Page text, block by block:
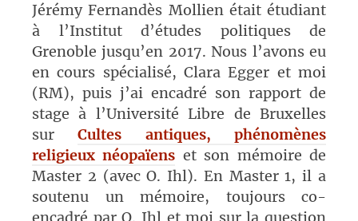
Jérémy Fernandès Mollien était étudiant
à l’Institut d’études politiques de
Grenoble jusqu’en 2017. Nous l’avons eu
en cours spécialisé, Clara Egger et moi
(RM), puis j’ai encadré son rapport de
stage à l’Université Libre de Bruxelles
surCultes antiques, phénomènes
religieux néopaïens et son mémoire de
Master 2 (avec O. Ihl). En Master 1, il a
soutenu un mémoire, toujours co-